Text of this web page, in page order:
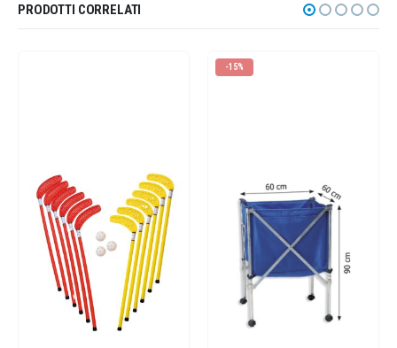
PRODOTTI CORRELATI
-15%